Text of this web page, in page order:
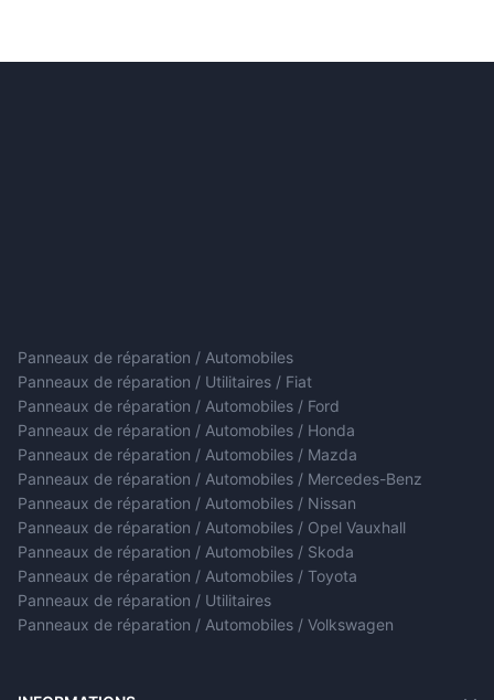
Panneaux de réparation / Automobiles
Panneaux de réparation / Utilitaires / Fiat
Panneaux de réparation / Automobiles / Ford
Panneaux de réparation / Automobiles / Honda
Panneaux de réparation / Automobiles / Mazda
Panneaux de réparation / Automobiles / Mercedes-Benz
Panneaux de réparation / Automobiles / Nissan
Panneaux de réparation / Automobiles / Opel Vauxhall
Panneaux de réparation / Automobiles / Skoda
Panneaux de réparation / Automobiles / Toyota
Panneaux de réparation / Utilitaires
Panneaux de réparation / Automobiles / Volkswagen